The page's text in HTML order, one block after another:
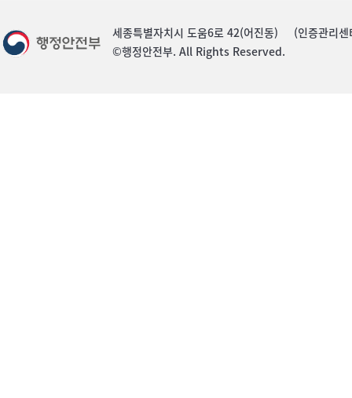
세종특별자치시 도움6로 42(어진동) (인증관
©행정안전부. All Rights Reserved.